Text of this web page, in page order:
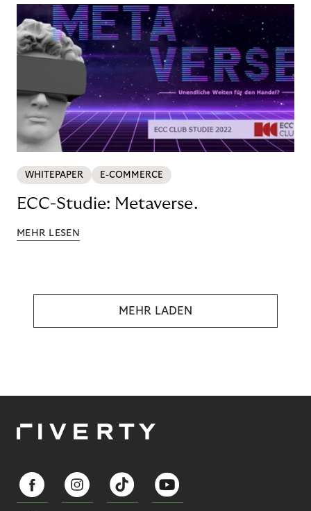
WHITEPAPER E-COMMERCE
ECC-Studie: Metaverse.
MEHR LESEN
MEHR LADEN